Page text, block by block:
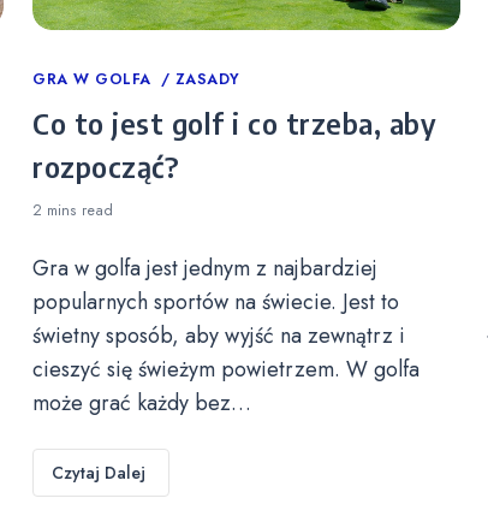
Categories
GRA W GOLFA ZASADY
Co to jest golf i co trzeba, aby
rozpocząć?
2 mins read
Gra w golfa jest jednym z najbardziej
popularnych sportów na świecie. Jest to
świetny sposób, aby wyjść na zewnątrz i
cieszyć się świeżym powietrzem. W golfa
może grać każdy bez…
Czytaj Dalej